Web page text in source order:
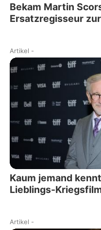
Bekam Martin
Ersatzregisseur
Artikel -
Kaum jemand
Lieblings-
Artikel -